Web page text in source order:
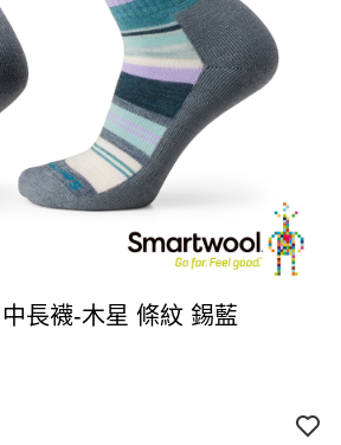
長襪-木星 條紋 錫藍